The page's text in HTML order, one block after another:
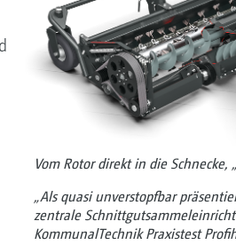
Vom Rotor direkt in die Schnecke,
„Als quasi unverstopfbar
zentrale
KommunalTechnik Praxistest